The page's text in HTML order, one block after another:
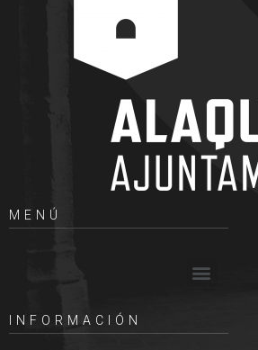
MENÚ
INFORMACIÓN